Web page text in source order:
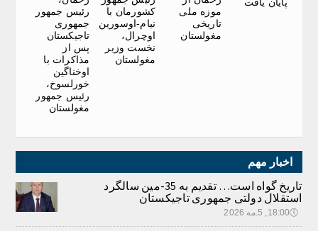
پایان یافت
موزه ملی
تاریخی
مغولستان
کشورمان با
نیام-اوسورین
اوچرال،
نخست وزیر
مغولستان
رئیس جمهور
جمهوری
تاجیکستان
پس از
مذاکرات با
اوخناگین
خورلسوخ،
رئیس جمهور
مغولستان
اخبار مهم
تاریخ گواه است… تقدیم به 35-مین سالگرد
استقلال دولتی جمهوری تاجیکستان
🕔18:00, 5.مه 2026